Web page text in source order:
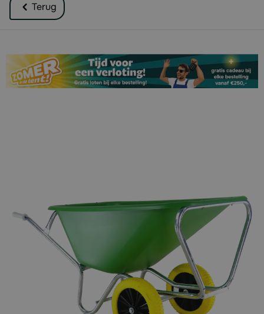
Terug